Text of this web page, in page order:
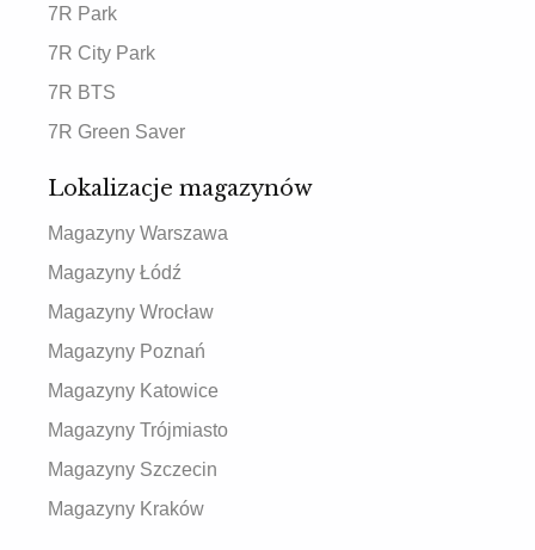
7R Park
7R City Park
7R BTS
7R Green Saver
Lokalizacje magazynów
Magazyny Warszawa
Magazyny Łódź
Magazyny Wrocław
Magazyny Poznań
Magazyny Katowice
Magazyny Trójmiasto
Magazyny Szczecin
Magazyny Kraków